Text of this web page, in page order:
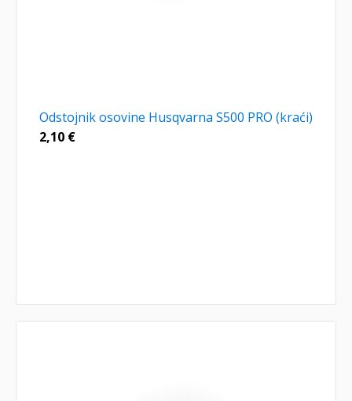
Odstojnik osovine Husqvarna S500 PRO (kraći)
2,10 €